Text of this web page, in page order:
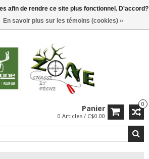
0
Panier
0 Articles / C$0.00
afin de rendre ce site plus fonctionnel. D'accord?
En savoir plus sur les témoins (cookies) »